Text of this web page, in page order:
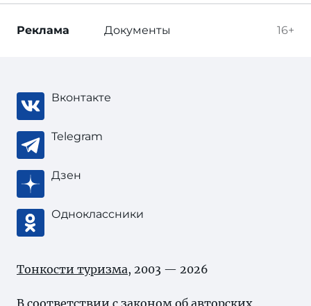
16+
Реклама Документы
Вконтакте
Telegram
Дзен
Одноклассники
Тонкости туризма, 2003 — 2026
В соответствии с законом об авторских